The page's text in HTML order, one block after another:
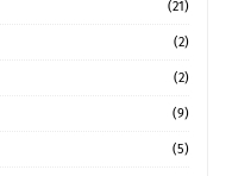
(21)
(2)
(2)
(9)
(5)